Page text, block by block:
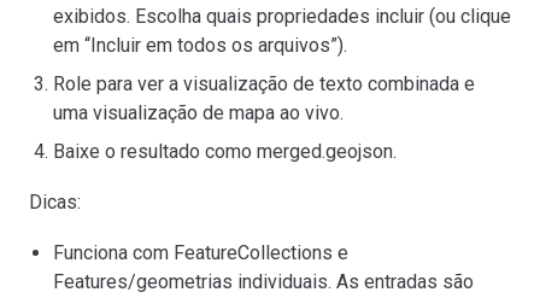
exibidos. Escolha quais propriedades incluir (ou clique
em “Incluir em todos os arquivos”).
Role para ver a visualização de texto combinada e
uma visualização de mapa ao vivo.
Baixe o resultado como merged.geojson.
Dicas:
Funciona com FeatureCollections e
Features/geometrias individuais. As entradas são